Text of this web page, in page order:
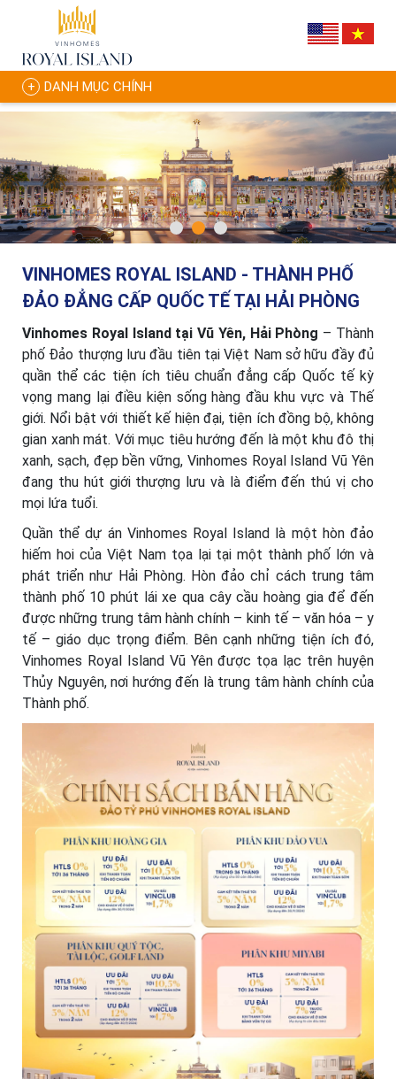
DANH MỤC CHÍNH
VINHOMES ROYAL ISLAND - THÀNH PHỐ
ĐẢO ĐẲNG CẤP QUỐC TẾ TẠI HẢI PHÒNG
Vinhomes Royal Island tại Vũ Yên, Hải Phòng – Thành
phố Đảo thượng lưu đầu tiên tại Việt Nam sở hữu đầy đủ
quần thể các tiện ích tiêu chuẩn đẳng cấp Quốc tế kỳ
vọng mang lại điều kiện sống hàng đầu khu vực và Thế
giới. Nổi bật với thiết kế hiện đại, tiện ích đồng bộ, không
gian xanh mát. Với mục tiêu hướng đến là một khu đô thị
xanh, sạch, đẹp bền vững, Vinhomes Royal Island Vũ Yên
đang thu hút giới thượng lưu và là điểm đến thú vị cho
mọi lứa tuổi.
Quần thể dự án Vinhomes Royal Island là một hòn đảo
hiếm hoi của Việt Nam tọa lại tại một thành phố lớn và
phát triển như Hải Phòng. Hòn đảo chỉ cách trung tâm
thành phố 10 phút lái xe qua cây cầu hoàng gia để đến
được những trung tâm hành chính – kinh tế – văn hóa – y
tế – giáo dục trọng điểm. Bên cạnh những tiện ích đó,
Vinhomes Royal Island Vũ Yên được tọa lạc trên huyện
Thủy Nguyên, nơi hướng đến là trung tâm hành chính của
Thành phố.